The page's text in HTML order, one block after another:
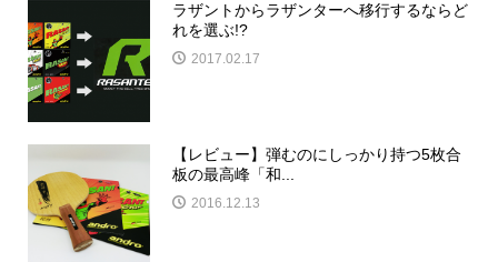
ラザントからラザンターへ移行するならど
れを選ぶ!?
2017.02.17
【レビュー】弾むのにしっかり持つ5枚合
板の最高峰「和...
2016.12.13